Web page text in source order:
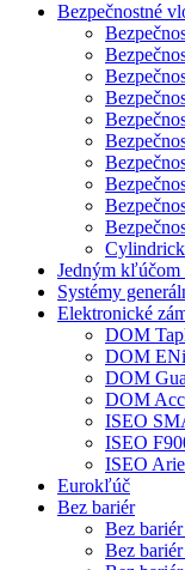
Bezpečnostné
Jedným kľúčom
Systémy
Elektronické
DOM
DOM
DOM
DOM
ISEO
ISEO
ISEO
Eurokľúč
Bez bariér
Bez
Bez